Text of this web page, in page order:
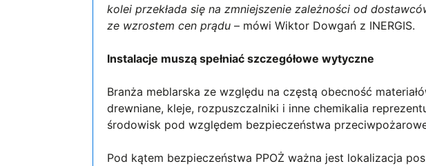
kolei przekłada się na zmniejszenie zależności od
ze wzrostem cen prądu– mówi Wiktor Dowgań z INERGIS.
Instalacje muszą spełniać szczegółowe wytyczne
Branża meblarska ze względu na częstą obecność
drewniane, kleje, rozpuszczalniki i inne chemikalia
środowisk pod względem bezpieczeństwa
Pod kątem bezpieczeństwa PPOŻ ważna jest lokalizacja